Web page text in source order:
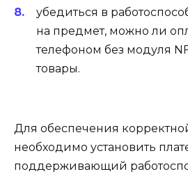
убедиться в
на предмет, можно ли
телефоном без модуля
товары.
Для обеспечения
необходимо установить
поддерживающий